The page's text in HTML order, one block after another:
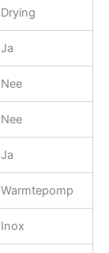
Drying
Ja
Nee
Nee
Ja
Warmtepomp
Inox